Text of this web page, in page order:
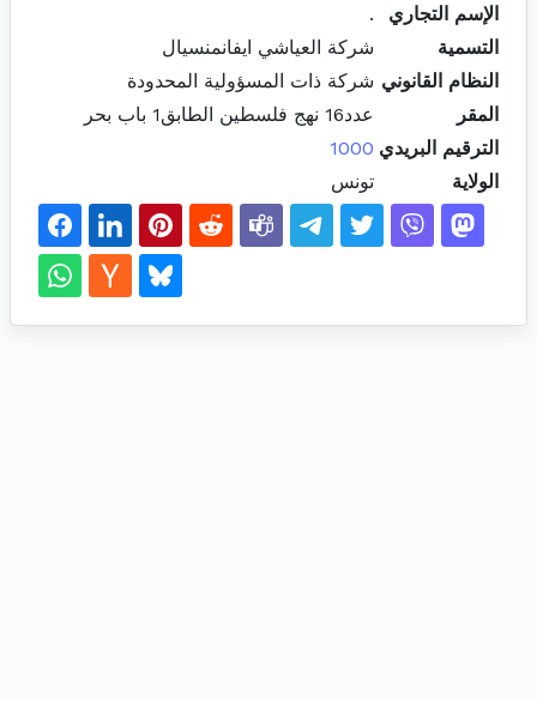
الإسم التجاري
.
التسمية
شركة العياشي ايفانمنسيال
النظام القانوني شركة ذات المسؤولية المحدودة
المقر
عدد16 نهج فلسطين الطابق1 باب بحر
الترقيم البريدي 1000
الولاية
تونس